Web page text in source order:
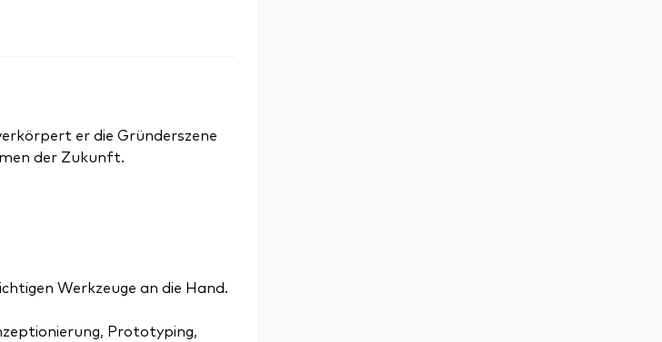
er die Gründerszene
der Zukunft.
Werkzeuge an die Hand.
Prototyping,